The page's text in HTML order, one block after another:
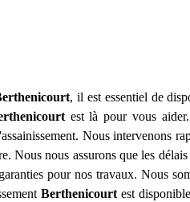
, il est essentiel de
est là pour vous aider.
Nous intervenons
Nous nous assurons que les
pour nos travaux. Nous
Berthenicourt est